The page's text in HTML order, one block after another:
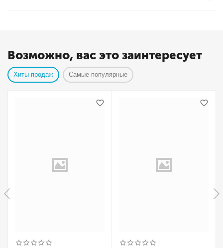
Возможно, вас это заинтересует
Хиты продаж Самые популярные